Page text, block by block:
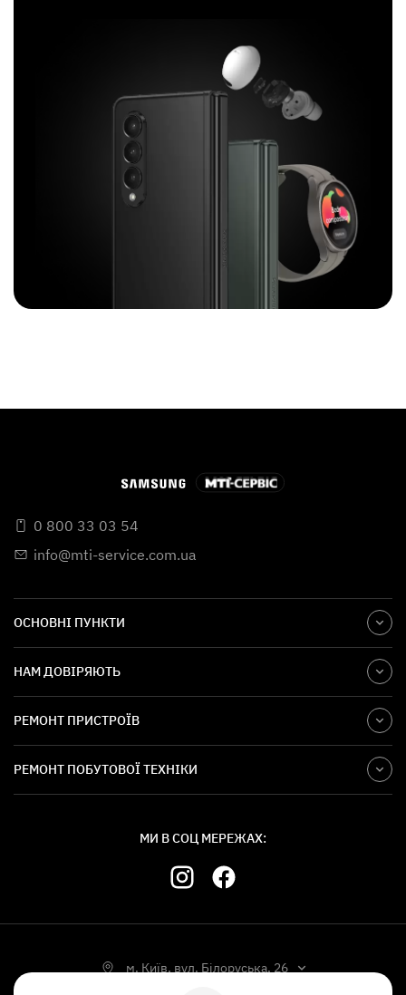
0 800 33 03 54
info@mti-service.com.ua
ОСНОВНІ ПУНКТИ
НАМ ДОВІРЯЮТЬ
РЕМОНТ ПРИСТРОЇВ
РЕМОНТ ПОБУТОВОЇ ТЕХНІКИ
МИ В СОЦ МЕРЕЖАХ:
м. Київ, вул. Білоруська, 26